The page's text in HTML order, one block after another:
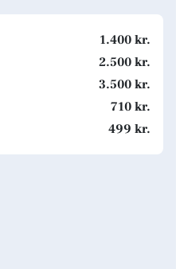
1.400 kr.
2.500 kr.
3.500 kr.
710 kr.
499 kr.